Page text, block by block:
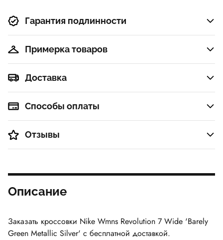
Гарантия подлинности
Примерка товаров
Доставка
Способы оплаты
Отзывы
Описание
Заказать кроссовки Nike Wmns Revolution 7 Wide 'Barely
Green Metallic Silver' с бесплатной доставкой.